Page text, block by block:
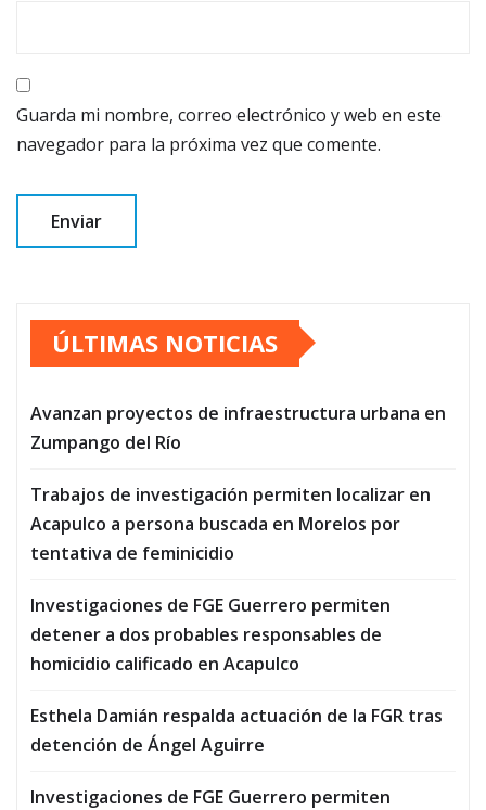
Guarda mi nombre, correo electrónico y web en este
navegador para la próxima vez que comente.
ÚLTIMAS NOTICIAS
Avanzan proyectos de infraestructura urbana en
Zumpango del Río
Trabajos de investigación permiten localizar en
Acapulco a persona buscada en Morelos por
tentativa de feminicidio
Investigaciones de FGE Guerrero permiten
detener a dos probables responsables de
homicidio calificado en Acapulco
Esthela Damián respalda actuación de la FGR tras
detención de Ángel Aguirre
Investigaciones de FGE Guerrero permiten